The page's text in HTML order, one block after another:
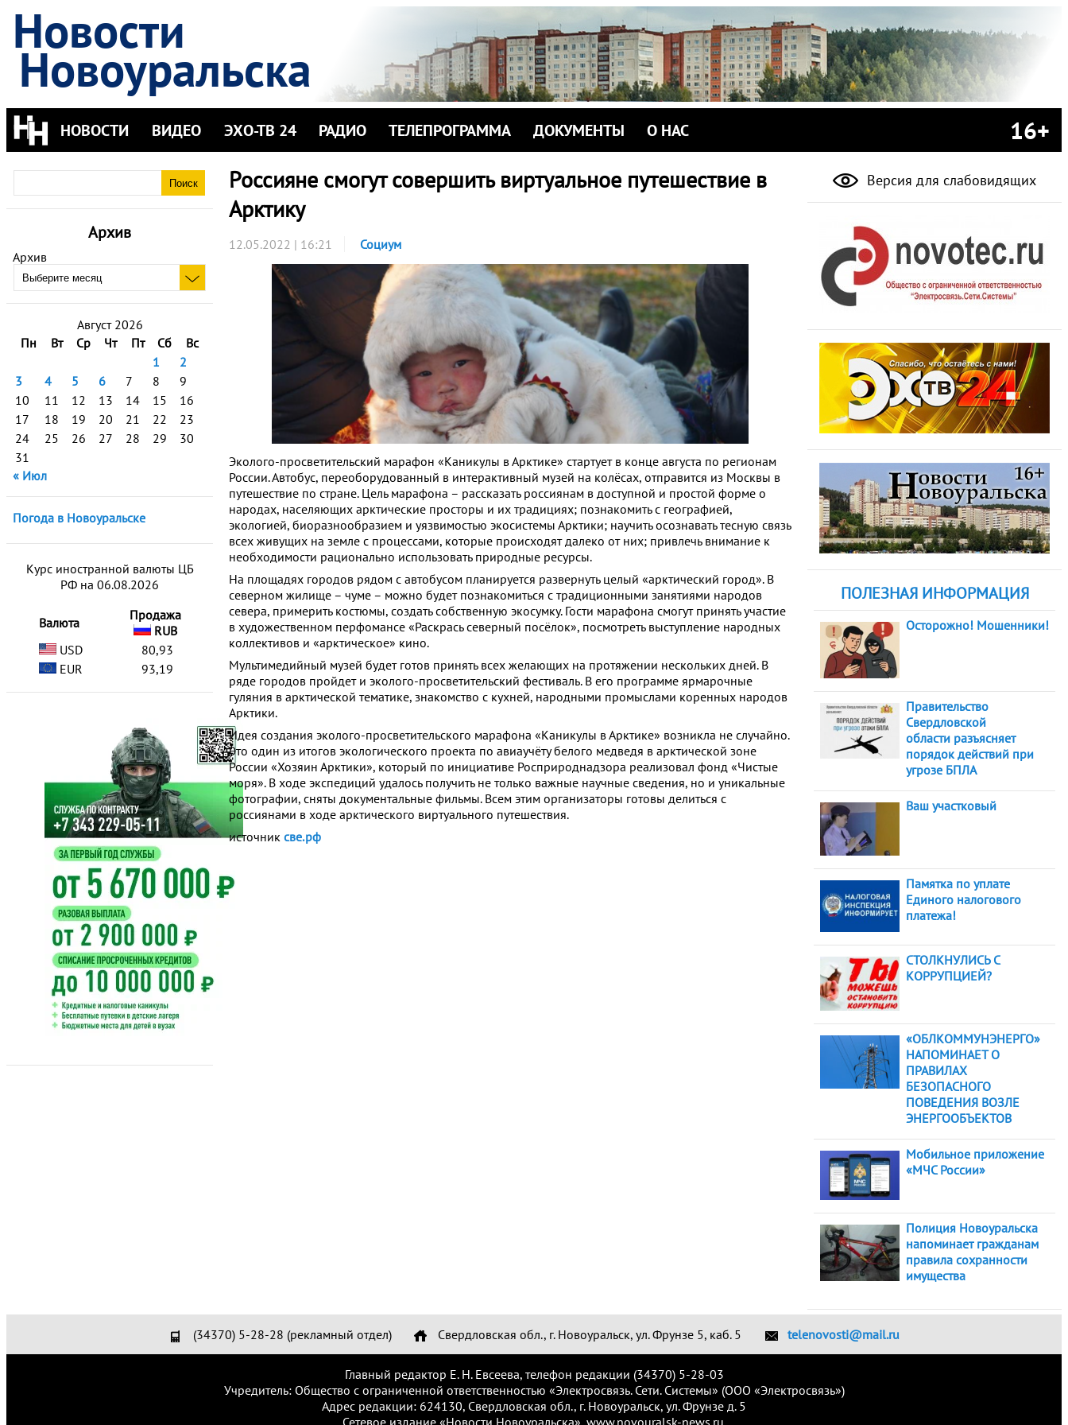
Новости
Новоуральска
НОВОСТИ ВИДЕО ЭХО-ТВ 24 РАДИО ТЕЛЕПРОГРАММА ДОКУМЕНТЫ О НАС 16+
Архив
Архив
Август 2026
Пн
Вт Ср Чт Пт Сб
Вс
1
2
3
4 5 6 7 8
9
10
11 12 13 14 15
16
17
18 19 20 21 22
23
24
25 26 27 28 29
30
31
« Июл
Погода в Новоуральске
Курс иностранной валюты ЦБ
РФ на 06.08.2026
Валюта
Продажа
RUB
USD
80,93
EUR
93,19
Россияне смогут совершить виртуальное путешествие в
Арктику
12.05.2022 | 16:21 Социум
Эколого-просветительский марафон «Каникулы в Арктике» стартует в конце августа по регионам
России. Автобус, переоборудованный в интерактивный музей на колёсах, отправится из Москвы в
путешествие по стране. Цель марафона – рассказать россиянам в доступной и простой форме о
народах, населяющих арктические просторы и их традициях; познакомить с географией,
экологией, биоразнообразием и уязвимостью экосистемы Арктики; научить осознавать тесную связь
всех живущих на земле с процессами, которые происходят далеко от них; привлечь внимание к
необходимости рационально использовать природные ресурсы.
На площадях городов рядом с автобусом планируется развернуть целый «арктический город». В
северном жилище – чуме – можно будет познакомиться с традиционными занятиями народов
севера, примерить костюмы, создать собственную экосумку. Гости марафона смогут принять участие
в художественном перфомансе «Раскрась северный посёлок», посмотреть выступление народных
коллективов и «арктическое» кино.
Мультимедийный музей будет готов принять всех желающих на протяжении нескольких дней. В
ряде городов пройдет и эколого-просветительский фестиваль. В его программе ярмарочные
гуляния в арктической тематике, знакомство с кухней, народными промыслами коренных народов
Арктики.
Идея создания эколого-просветительского марафона «Каникулы в Арктике» возникла не случайно.
Это один из итогов экологического проекта по авиаучёту белого медведя в арктической зоне
России «Хозяин Арктики», который по инициативе Росприроднадзора реализовал фонд «Чистые
моря». В ходе экспедиций удалось получить не только важные научные сведения, но и уникальные
фотографии, сняты документальные фильмы. Всем этим организаторы готовы делиться с
россиянами в ходе арктического виртуального путешествия.
источник све.рф
Версия для слабовидящих
ПОЛЕЗНАЯ ИНФОРМАЦИЯ
Осторожно! Мошенники!
Правительство
Свердловской
области разъясняет
порядок действий при
угрозе БПЛА
Ваш участковый
Памятка по уплате
Единого налогового
платежа!
СТОЛКНУЛИСЬ С
КОРРУПЦИЕЙ?
«ОБЛКОММУНЭНЕРГО»
НАПОМИНАЕТ О
ПРАВИЛАХ
БЕЗОПАСНОГО
ПОВЕДЕНИЯ ВОЗЛЕ
ЭНЕРГООБЪЕКТОВ
Мобильное приложение
«МЧС России»
Полиция Новоуральска
напоминает гражданам
правила сохранности
имущества
(34370) 5-28-28 (рекламный отдел) Свердловская обл., г. Новоуральск, ул. Фрунзе 5, каб. 5 telenovosti@mail.ru
Главный редактор Е. Н. Евсеева, телефон редакции (34370) 5-28-03
Учредитель: Общество с ограниченной ответственностью «Электросвязь. Сети. Системы» (ООО «Электросвязь»)
Адрес редакции: 624130, Свердловская обл., г. Новоуральск, ул. Фрунзе д. 5